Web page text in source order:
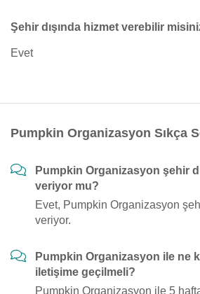
Şehir dışında hizmet verebilir
Evet
Pumpkin Organizasyon Sıkça
Pumpkin Organizasyon şehir
veriyor mu?
Evet, Pumpkin Organizasyon
veriyor.
Pumpkin Organizasyon ile ne
iletişime geçilmeli?
Pumpkin Organizasyon ile 5